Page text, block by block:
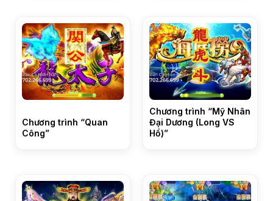
Chương trình “Quan
Công”
Chương trình “Mỹ Nhân
Đại Dương (Long VS
Hổ)”